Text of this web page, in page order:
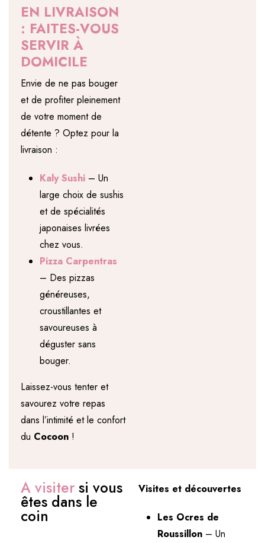
EN LIVRAISON
: FAITES-VOUS
SERVIR À
DOMICILE
Envie de ne pas bouger
et de profiter pleinement
de votre moment de
détente ? Optez pour la
livraison :
Kaly Sushi – Un
large choix de sushis
et de spécialités
japonaises livrées
chez vous.
Pizza Carpentras
– Des pizzas
généreuses,
croustillantes et
savoureuses à
déguster sans
bouger.
Laissez-vous tenter et
savourez votre repas
dans l’intimité et le confort
du Cocoon !
A visiter si vous
êtes dans le
coin
Visites et découvertes
Les Ocres de
Roussillon – Un